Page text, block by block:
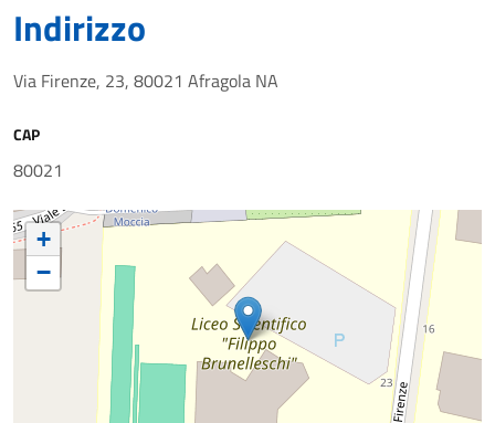
Indirizzo
Via Firenze, 23, 80021 Afragola NA
CAP
80021
+
−